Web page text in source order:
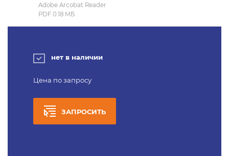
Adobe Arcobat Reader
PDF 0.18 MБ
нет в наличии
Цена по запросу
ЗАПРОСИТЬ